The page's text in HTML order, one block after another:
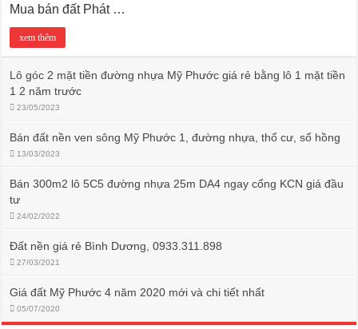
Mua bán đất Phát …
xem thêm
Lô góc 2 mặt tiền đường nhựa Mỹ Phước giá rẻ bằng lô 1 mặt tiền
1 2 năm trước
23/05/2023
Bán đất nền ven sông Mỹ Phước 1, đường nhựa, thổ cư, sổ hồng
13/03/2023
Bán 300m2 lô 5C5 đường nhựa 25m DA4 ngay cổng KCN giá đầu
tư
24/02/2022
Đất nền giá rẻ Bình Dương, 0933.311.898
27/03/2021
Giá đất Mỹ Phước 4 năm 2020 mới và chi tiết nhất
05/07/2020